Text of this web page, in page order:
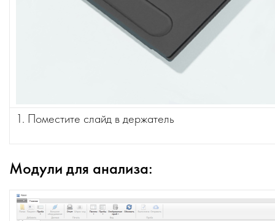
1. Поместите слайд в держатель
Модули для анализа: